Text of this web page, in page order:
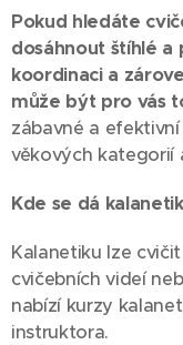
Pokud hledáte
dosáhnout štíhlé a
koordinaci a
může být pro vás
zábavné a
věkových kategorií
Kde se dá
Kalanetiku lze cvičit
cvičebních videí
nabízí kurzy
instruktora.